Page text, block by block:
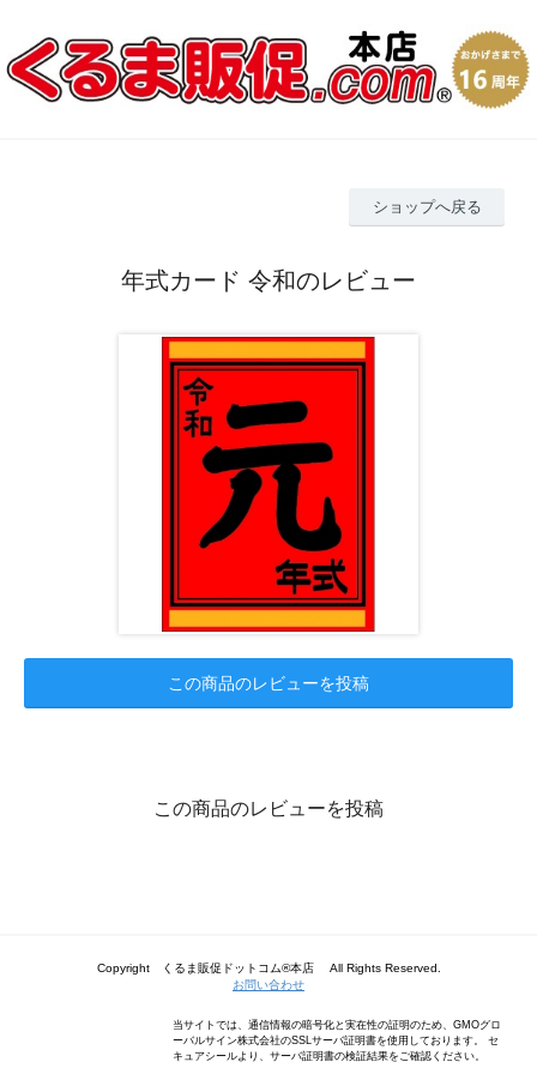
ショップへ戻る
年式カード 令和のレビュー
この商品のレビューを投稿
この商品のレビューを投稿
Copyright くるま販促ドットコム®本店 All Rights Reserved.
お問い合わせ
当サイトでは、通信情報の暗号化と実在性の証明のため、GMOグロ
ーバルサイン株式会社のSSLサーバ証明書を使用しております。 セ
キュアシールより、サーバ証明書の検証結果をご確認ください。